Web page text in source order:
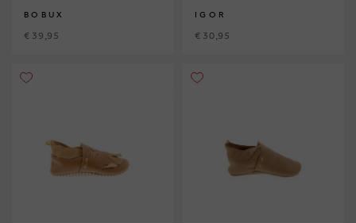
BOBUX
€ 39,95
IGOR
€ 30,95